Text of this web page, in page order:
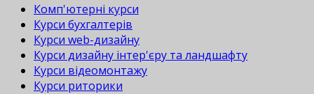
Комп'ютерні курси
Курси бухгалтерів
Курси web-дизайну
Курси дизайну інтер'єру та ландшафту
Курси відеомонтажу
Курси риторики